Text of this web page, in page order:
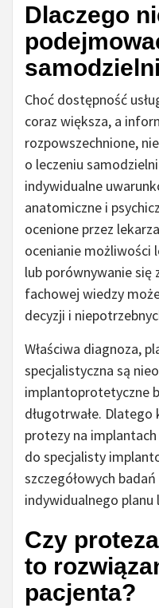
Dlaczego
Choć dostępność
coraz większa, a
rozpowszechnione,
o leczeniu
indywidualne
anatomiczne i
ocenione przez
ocenianie możliwości
lub porównywanie się
fachowej wiedzy
decyzji i
Właściwa diagnoza,
specjalistyczna są
implantoprotetyczne
długotrwałe.
protezy na
do specjalisty
szczegółowych
indywidualnego planu
Czy
to
pacjenta?